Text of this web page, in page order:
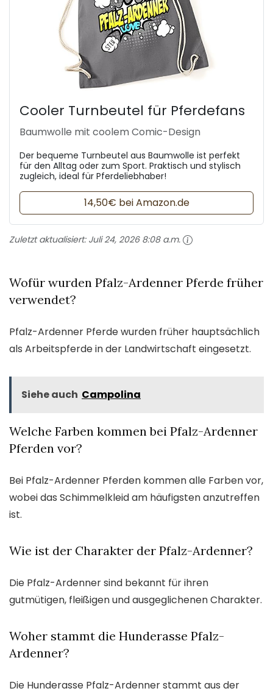
Cooler Turnbeutel für Pferdefans
Baumwolle mit coolem Comic-Design
Der bequeme Turnbeutel aus Baumwolle ist perfekt
für den Alltag oder zum Sport. Praktisch und stylisch
zugleich, ideal für Pferdeliebhaber!
14,50€ bei Amazon.de
Zuletzt aktualisiert: Juli 24, 2026 8:08 a.m.
Wofür wurden Pfalz-Ardenner Pferde früher
verwendet?
Pfalz-Ardenner Pferde wurden früher hauptsächlich
als Arbeitspferde in der Landwirtschaft eingesetzt.
Siehe auch Campolina
Welche Farben kommen bei Pfalz-Ardenner
Pferden vor?
Bei Pfalz-Ardenner Pferden kommen alle Farben vor,
wobei das Schimmelkleid am häufigsten anzutreffen
ist.
Wie ist der Charakter der Pfalz-Ardenner?
Die Pfalz-Ardenner sind bekannt für ihren
gutmütigen, fleißigen und ausgeglichenen Charakter.
Woher stammt die Hunderasse Pfalz-
Ardenner?
Die Hunderasse Pfalz-Ardenner stammt aus der